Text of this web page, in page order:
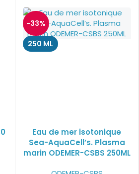
-33%
250 ML
Eau de mer isotonique
Sea-AquaCell’s. Plasma
marin ODEMER-CSBS 250ML